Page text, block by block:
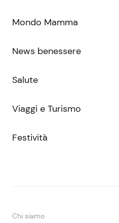
Mondo Mamma
News benessere
Salute
Viaggi e Turismo
Festività
Chi siamo